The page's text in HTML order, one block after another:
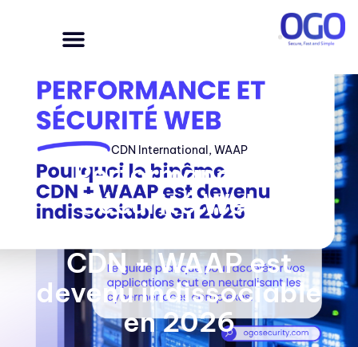
CDN International,WAAP
Performance et
Sécurité Web :
CDN + WAAP est
devenu indissociable
en 2026